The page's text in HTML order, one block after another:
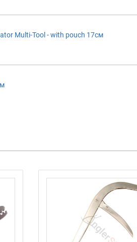
Multi-Tool - with pouch 17см